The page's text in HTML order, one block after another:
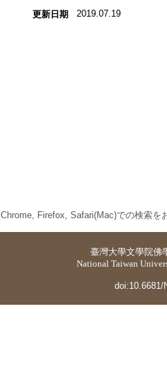
更新日期 2019.07.19
Chrome, Firefox, Safari(Mac)での検索を
臺灣大學文學院佛
National Taiwan
doi:10.6681/